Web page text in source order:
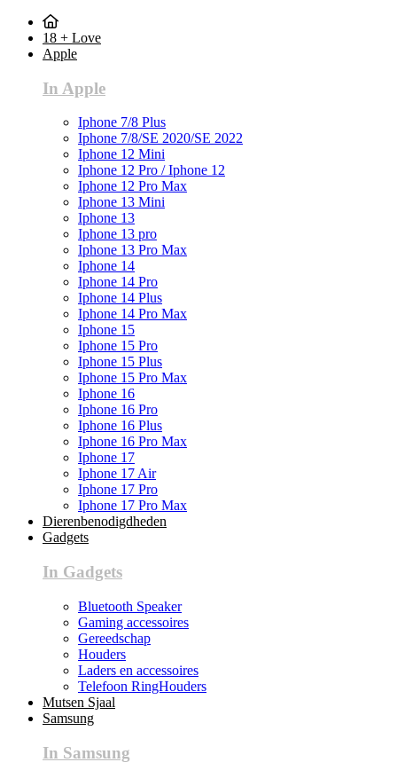
18 + Love
Apple
In Apple
Iphone 7/8 Plus
Iphone 7/8/SE 2020/SE 2022
Iphone 12 Mini
Iphone 12 Pro / Iphone 12
Iphone 12 Pro Max
Iphone 13 Mini
Iphone 13
Iphone 13 pro
Iphone 13 Pro Max
Iphone 14
Iphone 14 Pro
Iphone 14 Plus
Iphone 14 Pro Max
Iphone 15
Iphone 15 Pro
Iphone 15 Plus
Iphone 15 Pro Max
Iphone 16
Iphone 16 Pro
Iphone 16 Plus
Iphone 16 Pro Max
Iphone 17
Iphone 17 Air
Iphone 17 Pro
Iphone 17 Pro Max
Dierenbenodigdheden
Gadgets
In Gadgets
Bluetooth Speaker
Gaming accessoires
Gereedschap
Houders
Laders en accessoires
Telefoon RingHouders
Mutsen Sjaal
Samsung
In Samsung